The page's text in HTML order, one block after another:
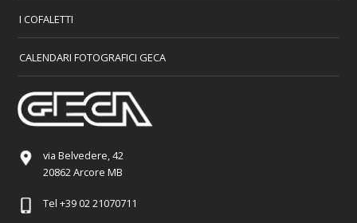
I COFALETTI
CALENDARI FOTOGRAFICI GECA
via Belvedere, 42
20862 Arcore MB
Tel +39 02 21070711